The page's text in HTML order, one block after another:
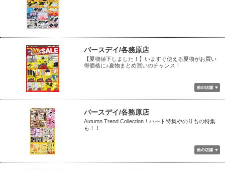
バースデイ/各務原店
【夏物値下しました！】いますぐ使える夏物がお買い
得価格に♪夏物まとめ買いのチャンス！
バースデイ/各務原店
Autumn Trend Collection！ハート特集やのりもの特集
も！！